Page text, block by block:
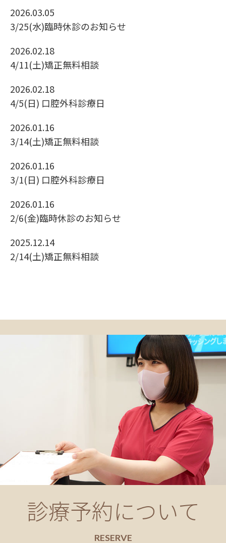
2026.03.05
3/25(水)臨時休診のお知らせ
2026.02.18
4/11(土)矯正無料相談
2026.02.18
4/5(日) 口腔外科診療日
2026.01.16
3/14(土)矯正無料相談
2026.01.16
3/1(日) 口腔外科診療日
2026.01.16
2/6(金)臨時休診のお知らせ
2025.12.14
2/14(土)矯正無料相談
診療予約について
RESERVE